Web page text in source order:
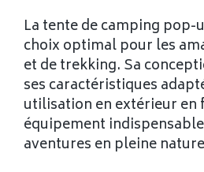
La tente de camping pop-
choix optimal pour les
et de trekking. Sa
ses caractéristiques
utilisation en extérieur en
équipement
aventures en pleine